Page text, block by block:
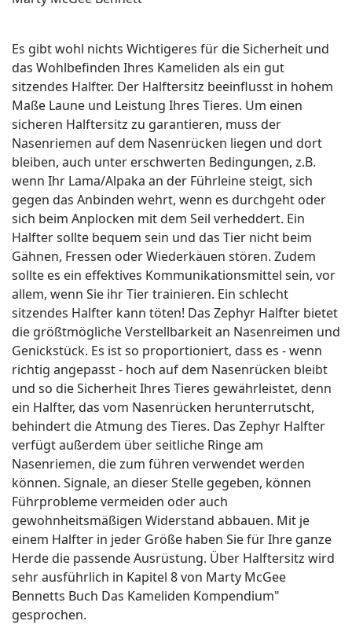
Es gibt wohl nichts Wichtigeres für die Sicherheit und
das Wohlbefinden Ihres Kameliden als ein gut
sitzendes Halfter. Der Halftersitz beeinflusst in hohem
Maße Laune und Leistung Ihres Tieres. Um einen
sicheren Halftersitz zu garantieren, muss der
Nasenriemen auf dem Nasenrücken liegen und dort
bleiben, auch unter erschwerten Bedingungen, z.B.
wenn Ihr Lama/Alpaka an der Führleine steigt, sich
gegen das Anbinden wehrt, wenn es durchgeht oder
sich beim Anplocken mit dem Seil verheddert. Ein
Halfter sollte bequem sein und das Tier nicht beim
Gähnen, Fressen oder Wiederkäuen stören. Zudem
sollte es ein effektives Kommunikationsmittel sein, vor
allem, wenn Sie ihr Tier trainieren. Ein schlecht
sitzendes Halfter kann töten! Das Zephyr Halfter bietet
die größtmögliche Verstellbarkeit an Nasenreimen und
Genickstück. Es ist so proportioniert, dass es - wenn
richtig angepasst - hoch auf dem Nasenrücken bleibt
und so die Sicherheit Ihres Tieres gewährleistet, denn
ein Halfter, das vom Nasenrücken herunterrutscht,
behindert die Atmung des Tieres. Das Zephyr Halfter
verfügt außerdem über seitliche Ringe am
Nasenriemen, die zum führen verwendet werden
können. Signale, an dieser Stelle gegeben, können
Führprobleme vermeiden oder auch
gewohnheitsmäßigen Widerstand abbauen. Mit je
einem Halfter in jeder Größe haben Sie für Ihre ganze
Herde die passende Ausrüstung. Über Halftersitz wird
sehr ausführlich in Kapitel 8 von Marty McGee
Bennetts Buch Das Kameliden Kompendium"
gesprochen.